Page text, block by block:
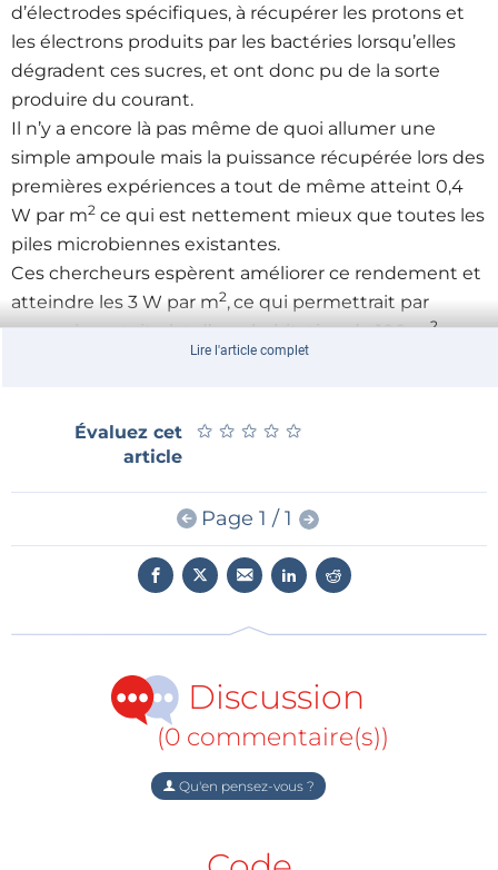
d’électrodes spécifiques, à récupérer les protons et
les électrons produits par les bactéries lorsqu’elles
dégradent ces sucres, et ont donc pu de la sorte
produire du courant.
Il n’y a encore là pas même de quoi allumer une
simple ampoule mais la puissance récupérée lors des
premières expériences a tout de même atteint 0,4
W par m2 ce qui est nettement mieux que toutes les
piles microbiennes existantes.
Ces chercheurs espèrent améliorer ce rendement et
atteindre les 3 W par m2,ce qui permettrait par
exemple au toit plat d’une habitation de 100 m2sur
lequel on cultiverait de telles plantes de la rendre
Une voie d’autant plus intéressante que,
contrairement à l’éolien et au photovoltaïque, elle est
pouvoir produire de l’énergie de façon plus régulière.
Lire l'article complet
Évaluez cet
article
★ ★ ★ ★ ★
★ ★ ★ ★ ★
Page 1 / 1
Discussion
(0 commentaire(s))
Qu'en pensez-vous ?